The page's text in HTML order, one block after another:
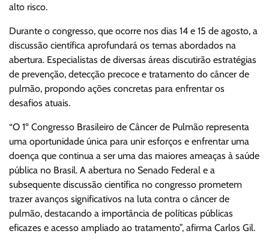
alto risco.
Durante o congresso, que ocorre nos dias 14 e 15 de agosto, a
discussão científica aprofundará os temas abordados na
abertura. Especialistas de diversas áreas discutirão estratégias
de prevenção, detecção precoce e tratamento do câncer de
pulmão, propondo ações concretas para enfrentar os
desafios atuais.
“O 1º Congresso Brasileiro de Câncer de Pulmão representa
uma oportunidade única para unir esforços e enfrentar uma
doença que continua a ser uma das maiores ameaças à saúde
pública no Brasil. A abertura no Senado Federal e a
subsequente discussão científica no congresso prometem
trazer avanços significativos na luta contra o câncer de
pulmão, destacando a importância de políticas públicas
eficazes e acesso ampliado ao tratamento”, afirma Carlos Gil.